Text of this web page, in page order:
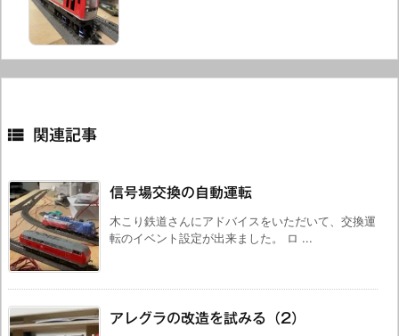
 関連記事
信号場交換の自動運転
木こり鉄道さんにアドバイスをいただいて、交換運
転のイベント設定が出来ました。 ロ ...
アレグラの改造を試みる（2）